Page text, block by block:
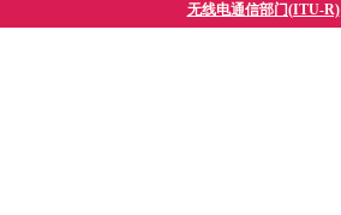
无线电通信部门(ITU-R)